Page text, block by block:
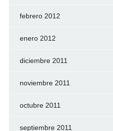
febrero 2012
enero 2012
diciembre 2011
noviembre 2011
octubre 2011
septiembre 2011